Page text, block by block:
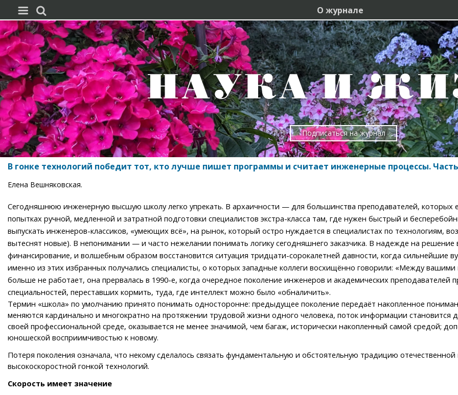
  О журнале
Подписаться на журнал
В гонке технологий победит тот, кто лучше пишет программы и считает инженерные процессы.
Елена Вешняковская.
Сегодняшнюю инженерную высшую школу легко упрекать. В архаичности — для большинства преподавателей, которых
попытках ручной, медленной и затратной подготовки специалистов экстра-класса там, где нужен быстрый и
выпускать инженеров-классиков, «умеющих всё», на рынок, который остро нуждается в специалистах по технологиям,
вытеснят новые). В непонимании — и часто нежелании понимать логику сегодняшнего заказчика. В надежде на
финансирование, и волшебным образом восстановится ситуация тридцати-сорокалетней давности, когда сильнейшие
именно из этих избранных получались специалисты, о которых западные коллеги восхищённо говорили: «Между
больше не работает, она прервалась в 1990-е, когда очередное поколение инженеров и академических преподавателей
специальностей, переставших кормить, туда, где интеллект можно было «обналичить».
Термин «школа» по умолчанию принято понимать односторонне: предыдущее поколение передаёт накопленное
меняются кардинально и многократно на протяжении трудовой жизни одного человека, поток информации
своей профессиональной среде, оказывается не менее значимой, чем багаж, исторически накопленный самой средой;
юношеской восприимчивостью к новому.
Потеря поколения означала, что некому сделалось связать фундаментальную и обстоятельную традицию
высокоскоростной гонкой технологий.
Скорость имеет значение